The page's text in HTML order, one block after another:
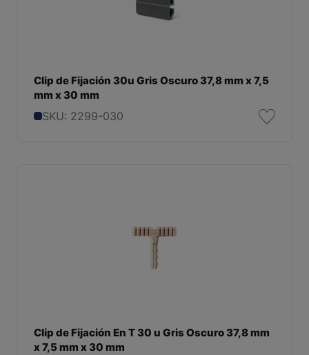
Clip de Fijación 30u Gris Oscuro 37,8 mm x 7,5
mm x 30 mm
SKU: 2299-030
Clip de Fijación En T 30 u Gris Oscuro 37,8 mm
x 7,5 mm x 30 mm